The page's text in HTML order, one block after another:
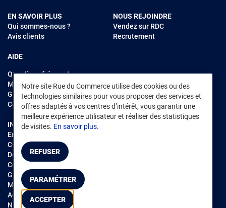
Notre site Rue du Commerce utilise des cookies ou des
technologies similaires pour vous proposer des services et
offres adaptés à vos centres d’intérêt, vous garantir une
meilleure expérience utilisateur et réaliser des statistiques
de visites. En savoir plus.
REFUSER
PARAMÉTRER
ACCEPTER
EN SAVOIR PLUS
Qui sommes-nous ?
Avis clients
AIDE
Questions fréquentes
Modes de règlements
Garantie et retours
Contacter Rue du Commerce
NOUS REJOINDRE
Vendez sur RDC
Recrutement
INFORMATIONS LÉGALES
Environnement
CGV /CGU Marketplace
Données personnelles
Cookies
Gérer mes cookies
Mentions légales
Accessibilité : non conforme
Notice d'accessibilité